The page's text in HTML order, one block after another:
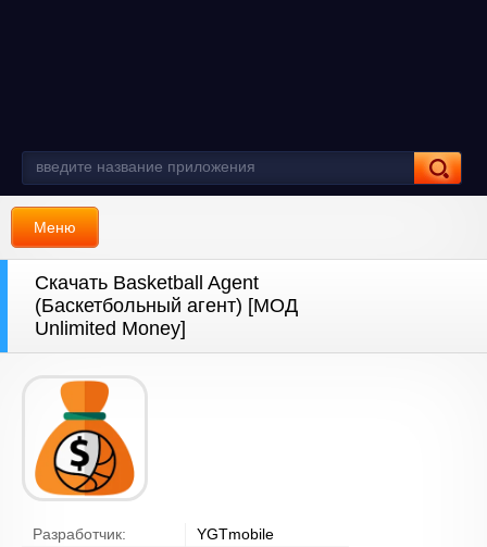
Меню
Скачать Basketball Agent
(Баскетбольный агент) [МОД
Unlimited Money]
Разработчик:
YGTmobile